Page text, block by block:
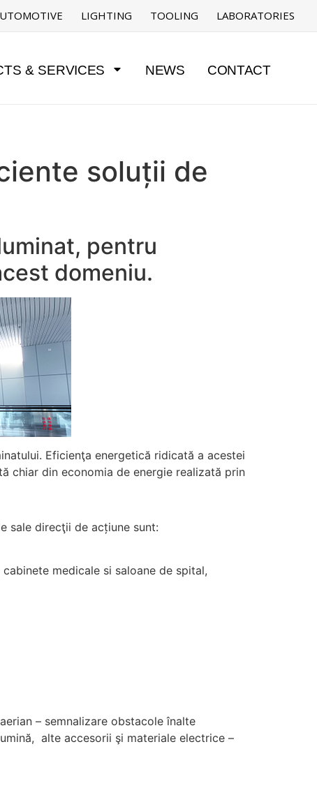
LIGHTING TOOLING LABORATORIES
& SERVICES NEWS CONTACT
soluții de
pentru
domeniu.
Eficienţa energetică ridicată a acestei
chiar din economia de energie realizată prin
sale direcţii de acțiune sunt:
medicale si saloane de spital,
– semnalizare obstacole înalte
alte accesorii şi materiale electrice –